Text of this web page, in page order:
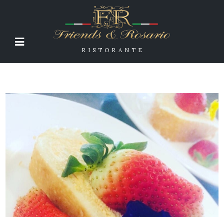
RISTORANTE